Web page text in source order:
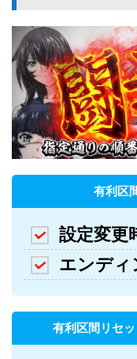
有利区
設定変更
エンディ
有利区間リセ